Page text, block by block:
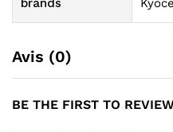
brands
Avis (0)
BE THE FIRST TO